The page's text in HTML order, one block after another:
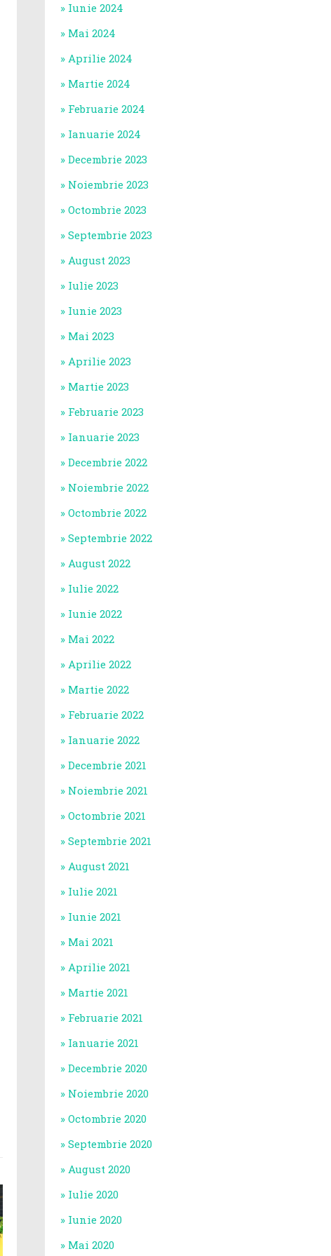
Iunie 2024
Mai 2024
Aprilie 2024
Martie 2024
Februarie 2024
Ianuarie 2024
Decembrie 2023
Noiembrie 2023
Octombrie 2023
Septembrie 2023
August 2023
Iulie 2023
Iunie 2023
Mai 2023
Aprilie 2023
Martie 2023
Februarie 2023
Ianuarie 2023
Decembrie 2022
Noiembrie 2022
Octombrie 2022
Septembrie 2022
August 2022
Iulie 2022
Iunie 2022
Mai 2022
Aprilie 2022
Martie 2022
Februarie 2022
Ianuarie 2022
Decembrie 2021
Noiembrie 2021
Octombrie 2021
Septembrie 2021
August 2021
Iulie 2021
Iunie 2021
Mai 2021
Aprilie 2021
Martie 2021
Februarie 2021
Ianuarie 2021
Decembrie 2020
Noiembrie 2020
Octombrie 2020
Septembrie 2020
August 2020
Iulie 2020
Iunie 2020
Mai 2020